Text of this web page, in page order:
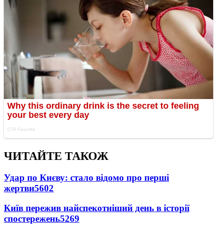
ЧИТАЙТЕ ТАКОЖ
Удар по Києву: стало відомо про перші
жертви5602
Київ пережив найспекотніший день в історії
спостережень5269